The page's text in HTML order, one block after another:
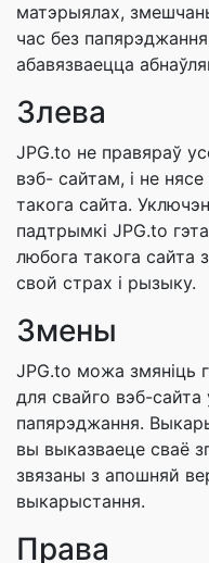
матэрыялах,
час без
абавязваецца
Злева
JPG.to не правяраў
вэб- сайтам, і не
такога сайта.
падтрымкі JPG.to
любога такога сайта
свой страх і рызыку.
Змены
JPG.to можа змяніць
для свайго вэб-
папярэджання.
вы выказваеце сваё
звязаны з апошняй
выкарыстання.
Права